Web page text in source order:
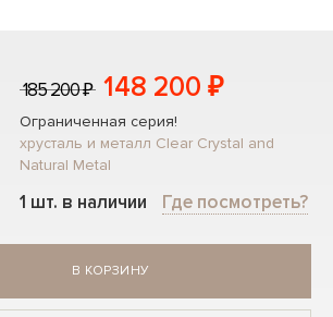
185 200 ₽ 148 200 ₽
Ограниченная серия!
хрусталь и металл Clear Crystal and
Natural Metal
1 шт. в наличии Где посмотреть?
В КОРЗИНУ